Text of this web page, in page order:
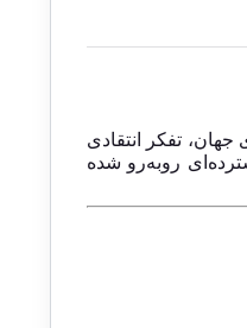
تفکر انتقادی
روبه‌رو شده